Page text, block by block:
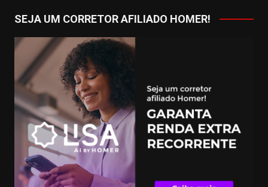
SEJA UM CORRETOR AFILIADO HOMER!